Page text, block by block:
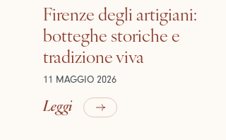
Firenze degli artigiani:
botteghe storiche e
tradizione viva
11 MAGGIO 2026
Leggi